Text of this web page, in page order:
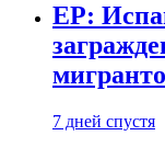
EP:
7 дней спустя